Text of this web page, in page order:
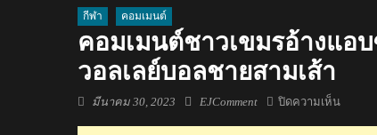
กีฬา คอมเมนต์
คอมเมนต์ชาวเขมรอ้างแอ
วอลเลย์บอลชายสามเส้า
Posted
มีนาคม 30, 2023 Author
EJComment ปิดความเห็น